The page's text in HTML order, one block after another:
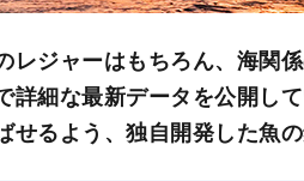
レジャーはもちろん、海関
詳細な最新データを公開し
せるよう、独自開発した魚